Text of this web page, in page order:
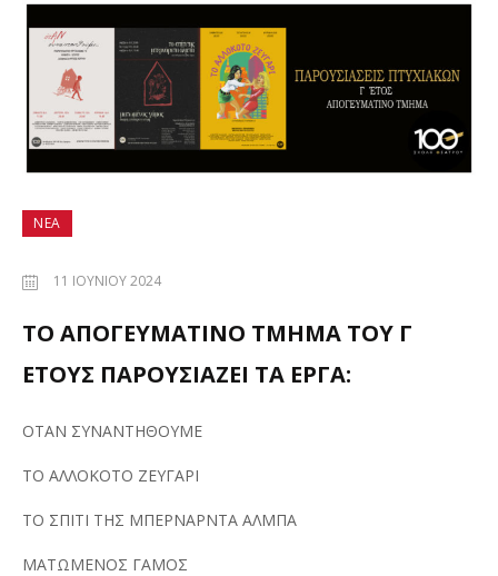
ΝΈΑ
11 ΙΟΥΝΊΟΥ 2024
ΤΟ ΑΠΟΓΕΥΜΑΤΙΝΟ ΤΜΗΜΑ ΤΟΥ Γ
ΕΤΟΥΣ ΠΑΡΟΥΣΙΑΖΕΙ ΤΑ ΕΡΓΑ:
ΟΤΑΝ ΣΥΝΑΝΤΗΘΟΥΜΕ
ΤΟ ΑΛΛΟΚΟΤΟ ΖΕΥΓΑΡΙ
ΤΟ ΣΠΙΤΙ ΤΗΣ ΜΠΕΡΝΑΡΝΤΑ ΑΛΜΠΑ
ΜΑΤΩΜΕΝΟΣ ΓΑΜΟΣ